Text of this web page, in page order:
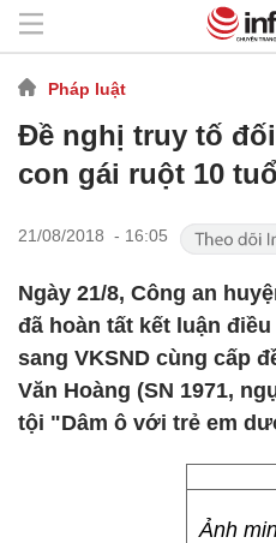
Pháp luật
Đề nghị truy tố
con gái ruột 10
21/08/2018 - 16:05
Ngày 21/8, Công an
đã hoàn tất kết luận
sang VKSND cùng cấp
Văn Hoàng (SN 1971,
tội "Dâm ô với trẻ em
Ảnh